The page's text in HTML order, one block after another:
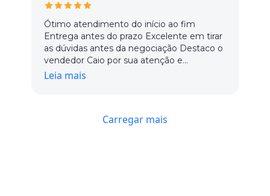
Ótimo atendimento do início ao fim
Entrega antes do prazo Excelente em tirar
as dúvidas antes da negociação Destaco o
vendedor Caio por sua atenção e
dedicação, os demais vendedores ainda
Leia mais
Carregar mais